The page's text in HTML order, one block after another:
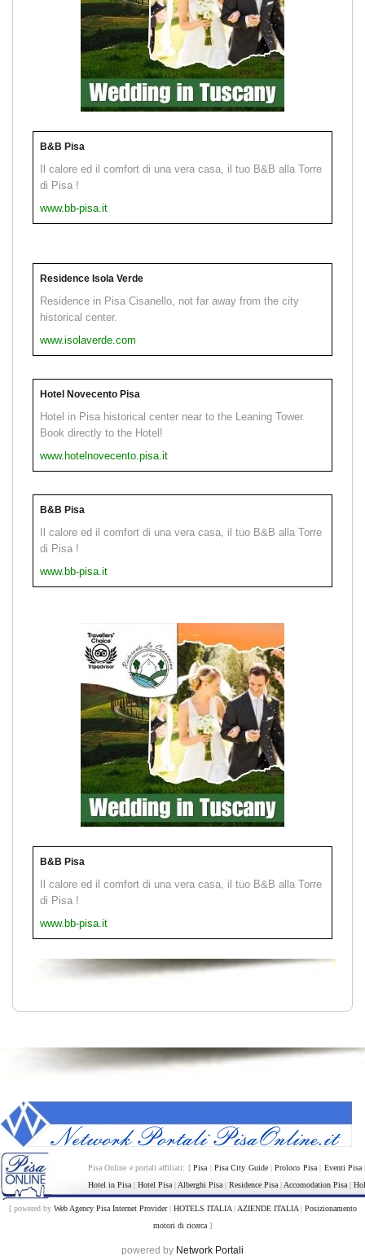
B&B Pisa
Il calore ed il comfort di una vera casa, il tuo B&B alla Torre
di Pisa !
www.bb-pisa.it
Residence Isola Verde
Residence in Pisa Cisanello, not far away from the city
historical center.
www.isolaverde.com
Hotel Novecento Pisa
Hotel in Pisa historical center near to the Leaning Tower.
Book directly to the Hotel!
www.hotelnovecento.pisa.it
B&B Pisa
Il calore ed il comfort di una vera casa, il tuo B&B alla Torre
di Pisa !
www.bb-pisa.it
B&B Pisa
Il calore ed il comfort di una vera casa, il tuo B&B alla Torre
di Pisa !
www.bb-pisa.it
Pisa Online e portali affiliati: [Pisa | Pisa City Guide|Proloco Pisa| Eventi Pisa
Hotel in Pisa | Hotel Pisa | Alberghi Pisa | Residence Pisa | Accomodation Pisa |
[ powered by Web Agency Pisa Internet Provider| HOTELS ITALIA| AZIENDE ITALIA| Posizionamento
motori di ricerca ]
powered by Network Portali